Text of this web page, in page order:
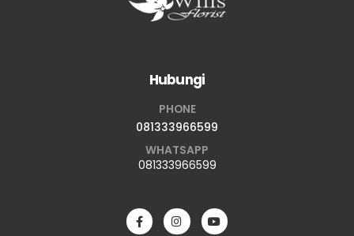
Hubungi
PHONE
081333966599
WHATSAPP
081333966599